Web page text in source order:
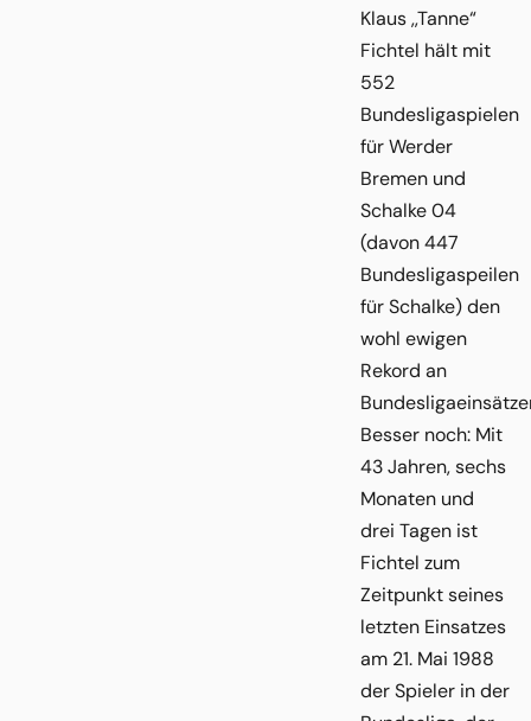
Klaus ,,Tanne“
Fichtel hält mit
552
Bundesligaspielen
für Werder
Bremen und
Schalke 04
(davon 447
Bundesligaspeilen
für Schalke) den
wohl ewigen
Rekord an
Besser noch: Mit
43 Jahren, sechs
Monaten und
drei Tagen ist
Fichtel zum
Zeitpunkt seines
letzten Einsatzes
am 21. Mai 1988
der Spieler in der